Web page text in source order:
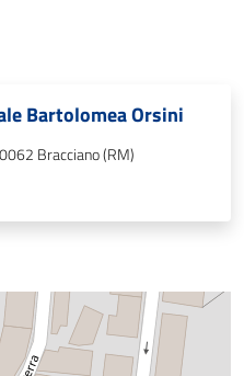
Bartolomea Orsini
Bracciano (RM)